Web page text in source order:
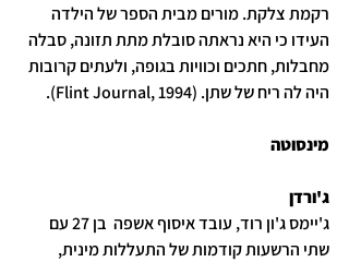
רקמת צלקת. מורים מבית הספר של הילדה
העידו כי היא נראתה סובלת מתת תזונה, סבלה
מחבלות, חתכים וכוויות בגופה, ולעתים קרובות
היה לה ריח של שתן. (Flint Journal, 1994).
מינסוטה
ג'ורדן
ג'יימס ג'ון רוד, עובד איסוף אשפה  בן 27 עם
שתי הרשעות קודמות של התעללות מינית,